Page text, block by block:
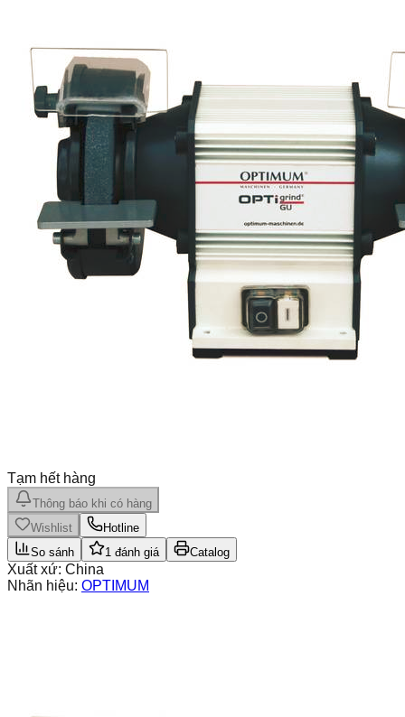
Tạm hết hàng
Thông báo khi có hàng
Wishlist
Hotline
So sánh
1 đánh giá Catalog
Xuất xứ: China
Nhãn hiệu: OPTIMUM